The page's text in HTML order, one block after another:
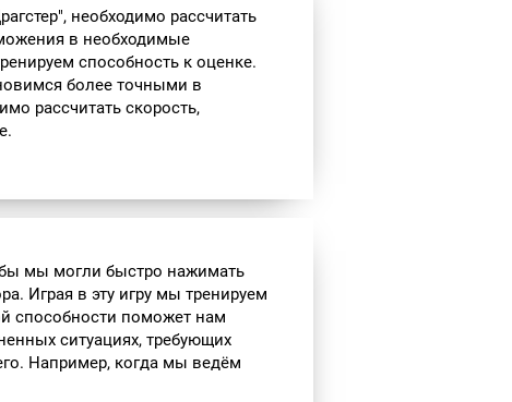
необходимо рассчитать
в необходимые
способность к оценке.
более точными в
рассчитать скорость,
мы могли быстро нажимать
Играя в эту игру мы тренируем
способности поможет нам
ситуациях, требующих
Например, когда мы ведём